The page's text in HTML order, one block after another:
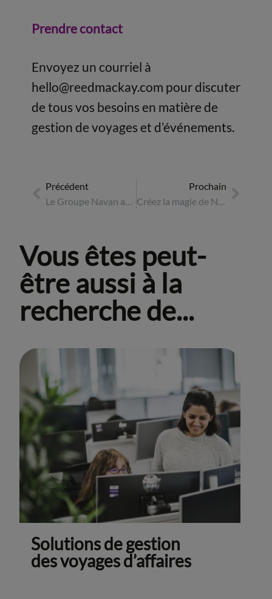
Prendre contact
Envoyez un courriel à
hello@reedmackay.com pour discuter
de tous vos besoins en matière de
gestion de voyages et d’événements.
Précédent
Le Groupe Navan annonce des nominations au sein de sa direction
Prochain
Créez la magie de Noël pour vos collaborateurs… avant qu’il ne soit trop tard
Vous êtes peut-
être aussi à la
recherche de...
Solutions de gestion
des voyages d’affaires